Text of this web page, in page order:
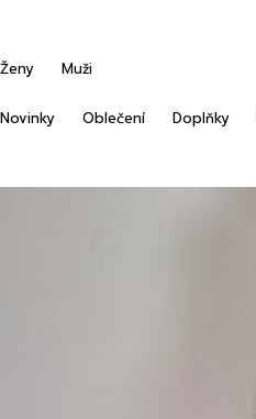
Ženy Muži
Novinky Oblečení Doplňky